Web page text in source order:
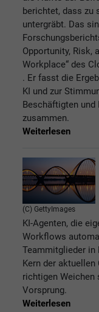
berichtet, dass zu
untergräbt. Das
Opportunity, Risk,
Workplace“ des
. Er fasst die
KI und zur
Beschäftigten und
zusammen.
Weiterlesen
(C) GettyImages
KI-Agenten, die
Workflows
Teammitglieder
Kern der
richtigen
Vorsprung.
Weiterlesen